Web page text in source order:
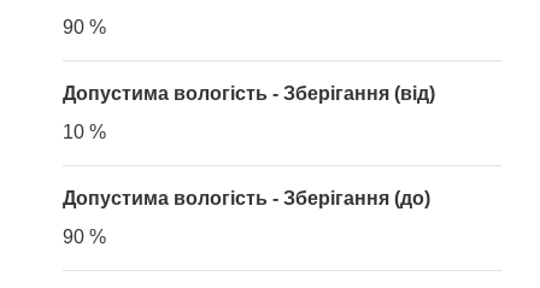
90 %
Допустима вологість - Зберігання (від)
10 %
Допустима вологість - Зберігання (до)
90 %